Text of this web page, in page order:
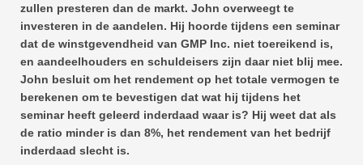
zullen presteren dan de markt. John overweegt te
investeren in de aandelen. Hij hoorde tijdens een seminar
dat de winstgevendheid van GMP Inc. niet toereikend is,
en aandeelhouders en schuldeisers zijn daar niet blij mee.
John besluit om het rendement op het totale vermogen te
berekenen om te bevestigen dat wat hij tijdens het
seminar heeft geleerd inderdaad waar is? Hij weet dat als
de ratio minder is dan 8%, het rendement van het bedrijf
inderdaad slecht is.